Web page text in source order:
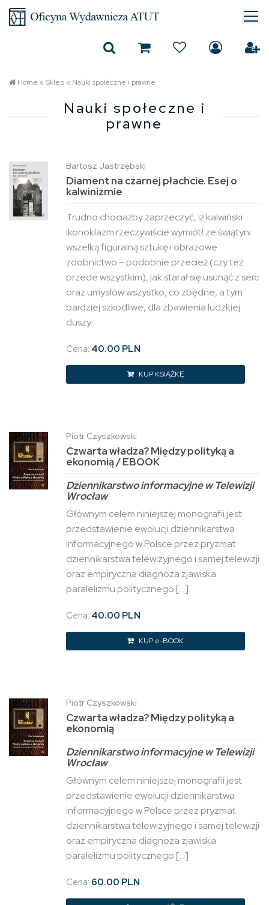
Home «Sklep« Nauki społeczne i prawne
Nauki społeczne i
prawne
Bartosz Jastrzębski
Diament na czarnej płachcie. Esej o
kalwinizmie
Trudno chociażby zaprzeczyć, iż kalwiński
ikono­klazm rzeczywiście wymiótł ze świątyni
wszelką figuralną sztukę i obrazowe
zdobnictwo – podobnie przecież (czy też
przede wszystkim), jak starał się usunąć z serc
oraz umysłów wszystko, co zbędne, a tym
bardziej szkodliwe, dla zbawienia ludzkiej
duszy.
Cena: 40.00 PLN
KUP KSIĄŻKĘ
Piotr Czyszkowski
Czwarta władza? Między polityką a
ekonomią / EBOOK
Dziennikarstwo informacyjne w Telewizji
Wrocław
Głównym celem niniejszej monografii jest
przedstawienie ewolucji dziennikarstwa
informacyjnego w Polsce przez pryzmat
dziennikarstwa telewizyjnego i samej telewizji
oraz empiryczna diagnoza zjawiska
paralelizmu politycznego […]
Cena: 40.00 PLN
KUP e-BOOK
Piotr Czyszkowski
Czwarta władza? Między polityką a
ekonomią
Dziennikarstwo informacyjne w Telewizji
Wrocław
Głównym celem niniejszej monografii jest
przedstawienie ewolucji dziennikarstwa
informacyjnego w Polsce przez pryzmat
dziennikarstwa telewizyjnego i samej telewizji
oraz empiryczna diagnoza zjawiska
paralelizmu politycznego […]
Cena: 60.00 PLN